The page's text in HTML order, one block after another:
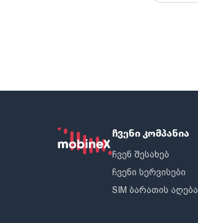
ჩვენი კომპანია
ჩვენ შესახებ
ჩვენი სერვისები
SIM ბარათის აღება